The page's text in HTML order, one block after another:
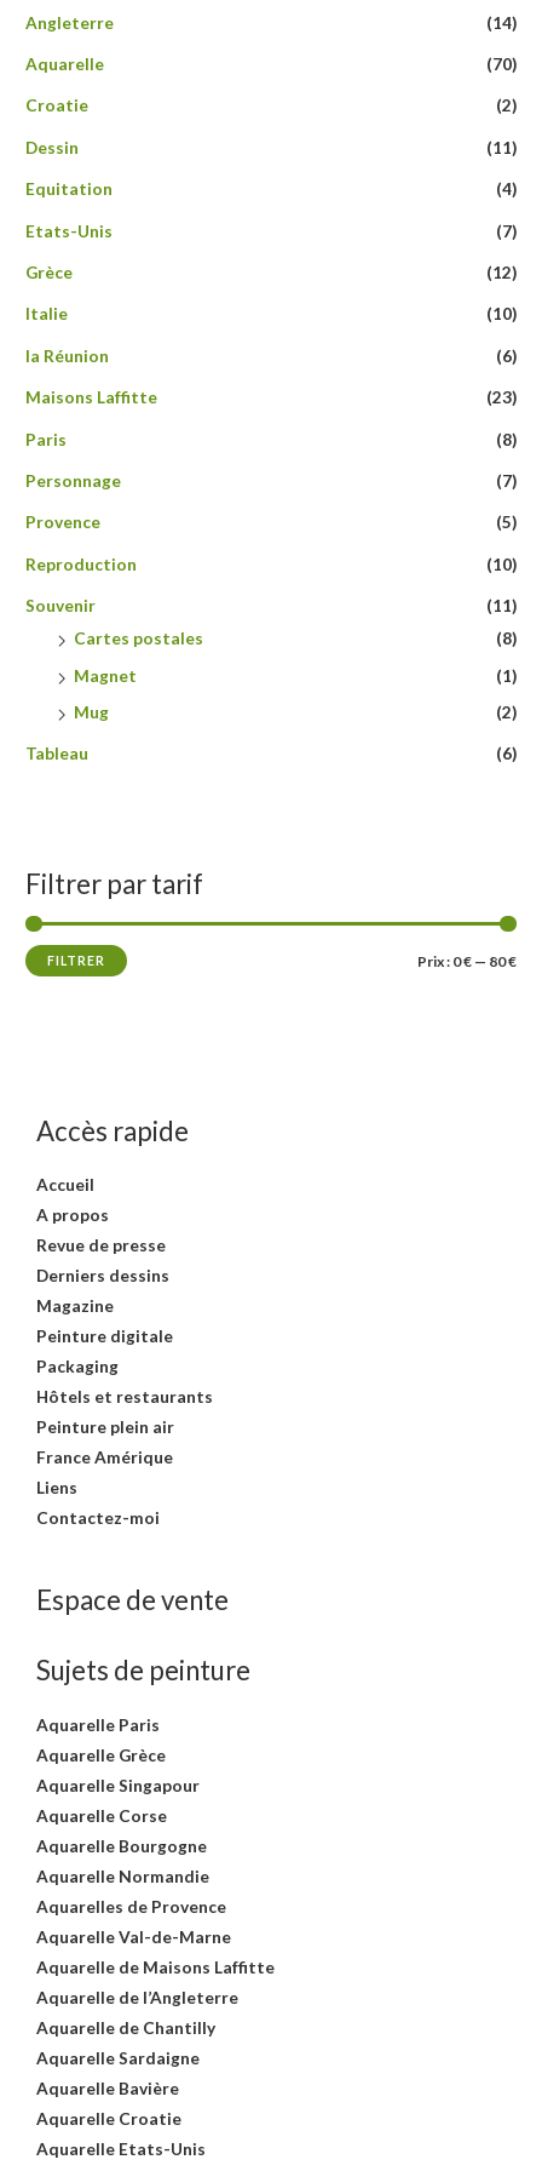
Angleterre (14)
Aquarelle (70)
Croatie (2)
Dessin (11)
Equitation (4)
Etats-Unis (7)
Grèce (12)
Italie (10)
la Réunion (6)
Maisons Laffitte (23)
Paris (8)
Personnage (7)
Provence (5)
Reproduction (10)
Souvenir
(11)
Cartes postales
(8)
Magnet
(1)
Mug
(2)
Tableau (6)
Filtrer par tarif
PP
FILTRER Prix : 0 €— 80 €
Accès rapide
Accueil
A propos
Revue de presse
Derniers dessins
Magazine
Peinture digitale
Packaging
Hôtels et restaurants
Peinture plein air
France Amérique
Liens
Contactez-moi
Espace de vente
Sujets de peinture
Aquarelle Paris
Aquarelle Grèce
Aquarelle Singapour
Aquarelle Corse
Aquarelle Bourgogne
Aquarelle Normandie
Aquarelles de Provence
Aquarelle Val-de-Marne
Aquarelle de Maisons Laffitte
Aquarelle de l’Angleterre
Aquarelle de Chantilly
Aquarelle Sardaigne
Aquarelle Bavière
Aquarelle Croatie
Aquarelle Etats-Unis